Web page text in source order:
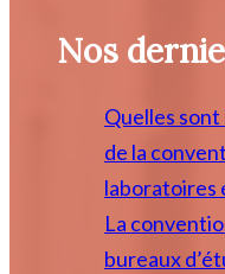
Nos
Quelles
de la
laboratoires
La
bureaux